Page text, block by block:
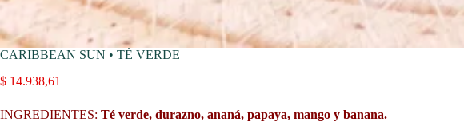
CARIBBEAN SUN • TÉ VERDE
$ 14.938,61
INGREDIENTES: Té verde, durazno, ananá, papaya, mango y banana.